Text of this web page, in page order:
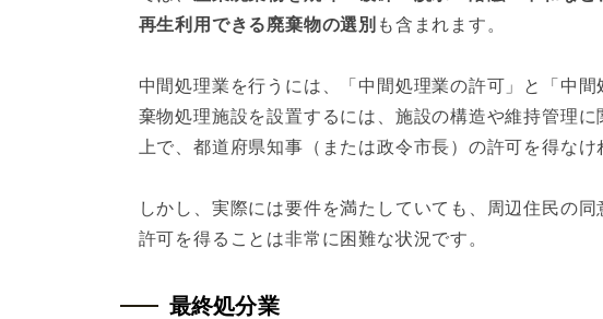
再生利用できる廃棄物の選別 も含まれます。
中間処理業を行うには、「中間処理業の許可」と「中
棄物処理施設を設置するには、施設の構造や維持管理
上で、都道府県知事（または政令市長）の許可を得なけ
しかし、実際には要件を満たしていても、周辺住民の
許可を得ることは非常に困難な状況です。
最終処分業